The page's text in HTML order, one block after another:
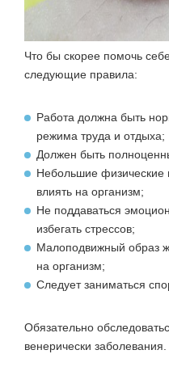
Что бы скорее помочь
следующие правила:
Работа должна быть
режима труда и отдыха;
Должен быть
Небольшие физические
влиять на организм;
Не поддаваться
избегать стрессов;
Малоподвижный образ
на организм;
Следует заниматься
Обязательно
венерически заболевания.